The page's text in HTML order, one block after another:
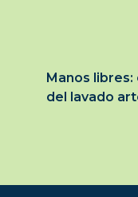
Manos
del lavado